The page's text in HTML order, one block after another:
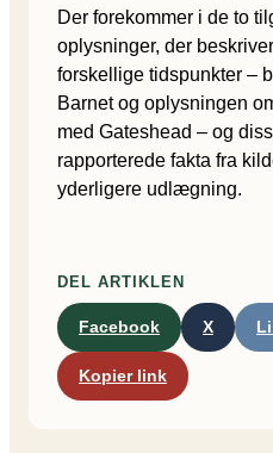
Der forekommer i de to
oplysninger, der
forskellige tidspunkter –
Barnet og oplysningen
med Gateshead – og
rapporterede fakta fra
yderligere udlægning.
DEL ARTIKLEN
Facebook X
Kopier link